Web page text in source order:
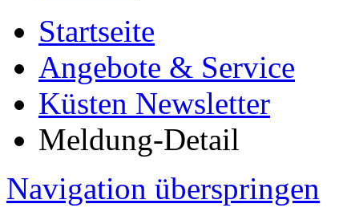
Startseite
Angebote & Service
Küsten Newsletter
Meldung-Detail
Navigation überspringen